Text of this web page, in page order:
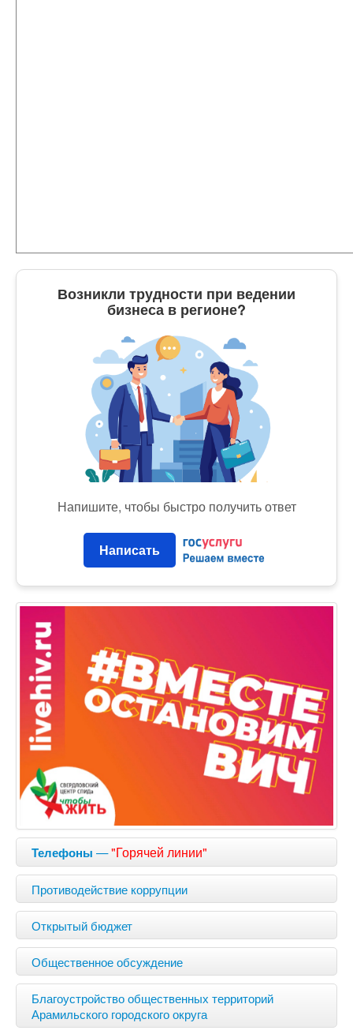
Возникли трудности при ведении
бизнеса в регионе?
Напишите, чтобы быстро получить ответ
Написать
Телефоны —"Горячей линии"
Противодействие коррупции
Открытый бюджет
Общественное обсуждение
Благоустройство общественных территорий
Арамильского городского округа